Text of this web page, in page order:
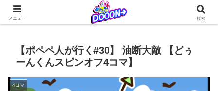
どぅーんくんが仲間たちとなんやかんやを繰り広げる日常系4コマ更新中！
【ポペペ人が行く#30】 油断大敵 【どぅ
ーんくんスピンオフ4コマ】
4コマ
メニュー 検索